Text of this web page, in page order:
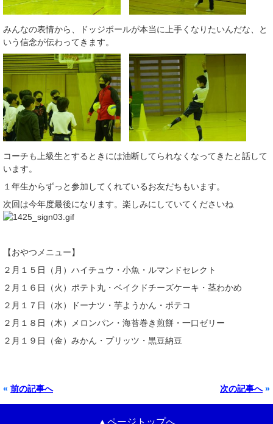
みんなの表情から、ドッジボールが本当に上手くなりたいんだな、と
いう信念が伝わってきます。
コーチも上級生とするときには油断してられなくなってきたと話して
います。
１年生からずっと参加してくれているお友だちもいます。
次回は今年度最後になります。楽しみにしていてくださいね
【おやつメニュー】
２月１５日（月）ハイチュウ・小魚・ルマンドセレクト
２月１６日（火）ポテト丸・ベイクドチーズケーキ・茎わかめ
２月１７日（水）ドーナツ・芋ようかん・ポテコ
２月１８日（木）メロンパン・海苔巻き煎餅・一口ゼリー
２月１９日（金）みかん・プリッツ・黒豆納豆
« 前の記事へ 次の記事へ»